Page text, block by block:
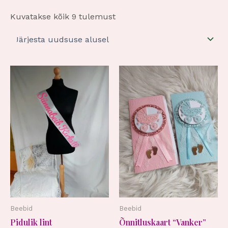
Kuvatakse kõik 9 tulemust
Beebid
Pidulik lint
Beebid
Õnnitluskaart “Vanker”